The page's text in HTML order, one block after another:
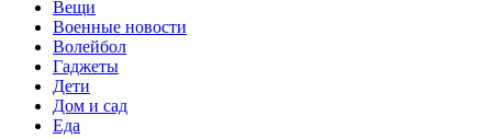
Вещи
Военные новости
Волейбол
Гаджеты
Дети
Дом и сад
Еда